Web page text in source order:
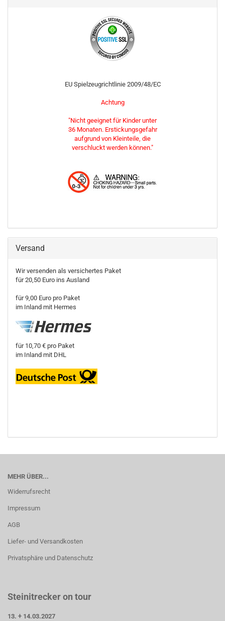
EU Spielzeugrichtlinie 2009/48/EC
Achtung
"Nicht geeignet für Kinder unter
36 Monaten. Erstickungsgefahr
aufgrund von Kleinteile, die
verschluckt werden können."
Versand
Wir versenden als versichertes Paket
für 20,50 Euro ins Ausland
für 9,00 Euro pro Paket
im Inland mit Hermes
für 10,70 € pro Paket
im Inland mit DHL
MEHR ÜBER...
Widerrufsrecht
Impressum
AGB
Liefer- und Versandkosten
Privatsphäre und Datenschutz
Steinitrecker on tour
13. + 14.03.2027